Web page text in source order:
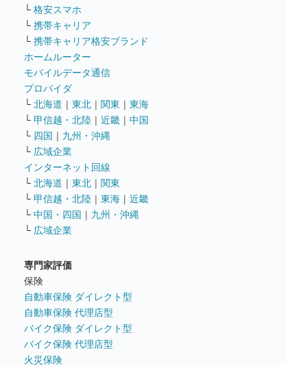
└ 格安スマホ
└ 携帯キャリア
└ 携帯キャリア格安ブランド
ホームルーター
モバイルデータ通信
プロバイダ
└ 北海道 ｜ 東北 ｜ 関東 ｜ 東海
└ 甲信越・北陸 ｜ 近畿 ｜ 中国
└ 四国 ｜ 九州・沖縄
└ 広域企業
インターネット回線
└ 北海道 ｜ 東北 ｜ 関東
└ 甲信越・北陸 ｜ 東海 ｜ 近畿
└ 中国・四国 ｜ 九州・沖縄
└ 広域企業
専門家評価
保険
自動車保険 ダイレクト型
自動車保険 代理店型
バイク保険 ダイレクト型
バイク保険 代理店型
火災保険